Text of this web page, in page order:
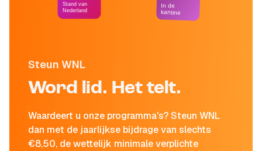
Steun WNL
Word lid. Het telt.
Waardeert u onze programma's? Steun WNL
dan met de jaarlijkse bijdrage van slechts
€8,50, de wettelijk minimale verplichte
Stand van
Nederland
In de
kantine